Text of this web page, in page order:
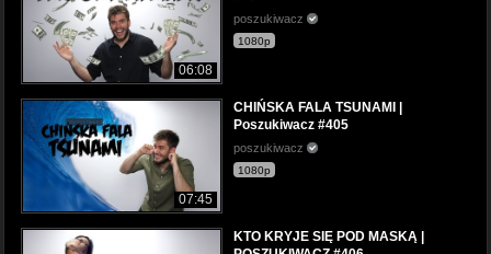
06:08
poszukiwacz
1080p
07:45
CHIŃSKA FALA TSUNAMI |
Poszukiwacz #405
poszukiwacz
1080p
KTO KRYJE SIĘ POD MASKĄ |